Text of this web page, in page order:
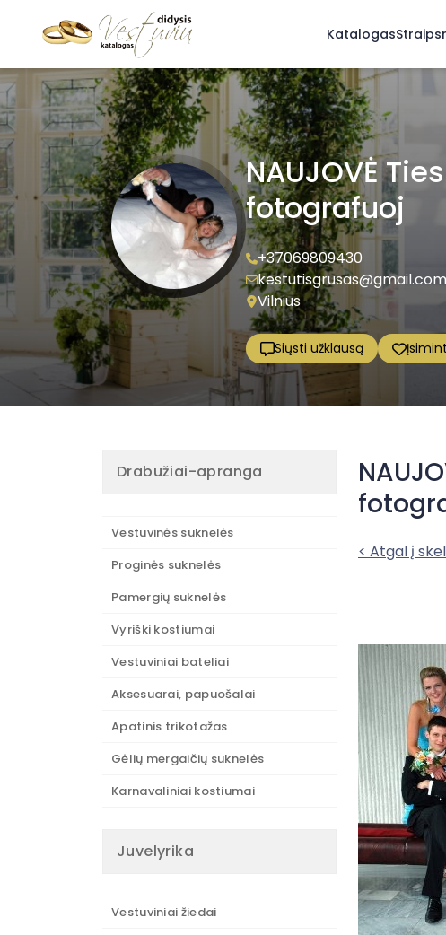
Katalogas
NAUJOVĖ
fotografuoj
+37069809430
kestutisgrusas@gmail.com
Vilnius
Siųsti užklausą
Drabužiai-apranga
Vestuvinės suknelės
Proginės suknelės
Pamergių suknelės
Vyriški kostiumai
Vestuviniai bateliai
Aksesuarai, papuošalai
Apatinis trikotažas
Gėlių mergaičių suknelės
Karnavaliniai kostiumai
Juvelyrika
Vestuviniai žiedai
< Atgal į